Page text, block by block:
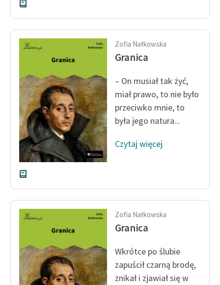
Feministyczne inspiracje.
skandynawskiej literatury
feministycznej
Kolekcje edukacyjne
twórców przechodzących
do domeny publicznej,
lektur szkolnych oraz
Starego Testamentu
Odkurzamy bohaterów
Szkoła Poezji Wolnych
Lektur
O nas
O projekcie
Zespół
Zofia Nałkowska
Granica
– On musiał tak żyć,
miał prawo, to nie było
przeciwko mnie, to
była jego natura...
Czytaj więcej
Zofia Nałkowska
Granica
Wkrótce po ślubie
zapuścił czarną brodę,
znikał i zjawiał się w